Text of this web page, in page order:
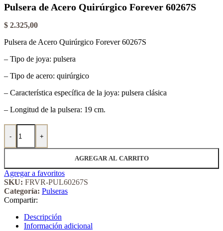
Pulsera de Acero Quirúrgico Forever 60267S
$ 2.325,00
Pulsera de Acero Quirúrgico Forever 60267S
– Tipo de joya: pulsera
– Tipo de acero: quirúrgico
– Característica específica de la joya: pulsera clásica
– Longitud de la pulsera: 19 cm.
-
Pulsera de Acero Quirúrgico Forever 60267S cantidad
+
AGREGAR AL CARRITO
Agregar a favoritos
SKU: FRVR-PUL60267S
Categoría: Pulseras
Compartir:
Descripción
Información adicional